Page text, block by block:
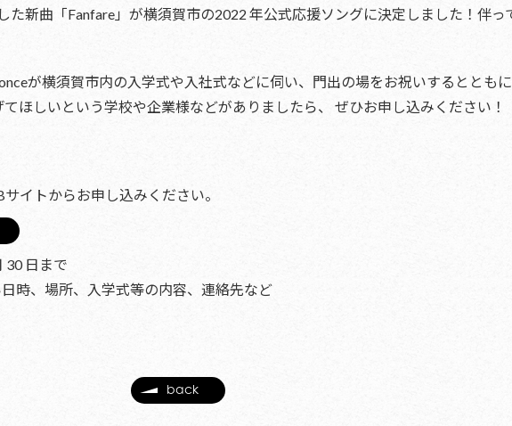
た新曲「Fanfare」が横須賀市の2022 年公式応援ソングに決定しました！伴っ
が横須賀市内の入学式や入社式などに伺い、門出の場をお祝いするととも
てほしいという学校や企業様などがありましたら、 ぜひお申し込みください！
イトからお申し込みください。
日まで
時、場所、入学式等の内容、連絡先など
back